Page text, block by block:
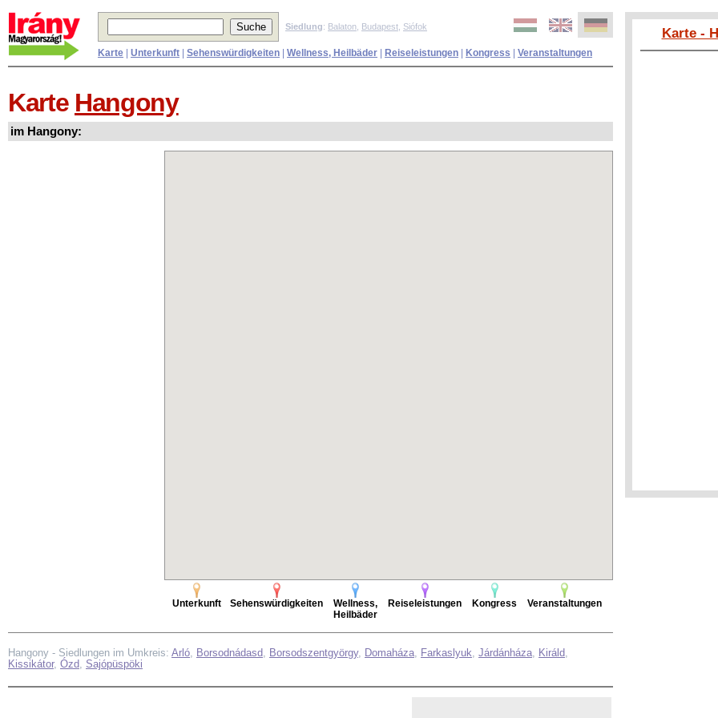
Karte -
Siedlung: Balaton Budapest Siófok
Karte Unterkunft Sehenswürdigkeiten Wellness, Heilbäder Reiseleistungen Kongress Veranstaltungen
Karte Hangony
im Hangony:
Unterkunft Sehenswürdigkeiten
Wellness,
Heilbäder
Reiseleistungen Kongress Veranstaltungen
Hangony - Siedlungen im Umkreis: Arló, Borsodnádasd, Borsodszentgyörgy, Domaháza, Farkaslyuk, Járdánháza, Királd,
Kissikátor, Ózd, Sajópüspöki